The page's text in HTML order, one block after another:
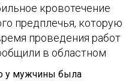
кровотечение
предплечья, которую
проведения работ
в областном
у мужчины была